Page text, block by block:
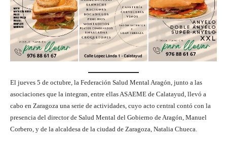
El jueves 5 de octubre, la Federación Salud Mental Aragón, junto a las
asociaciones que la integran, entre ellas ASAEME de Calatayud, llevó a
cabo en Zaragoza una serie de actividades, cuyo acto central contó con la
presencia del director de Salud Mental del Gobierno de Aragón, Manuel
Corbero, y de la alcaldesa de la ciudad de Zaragoza, Natalia Chueca.